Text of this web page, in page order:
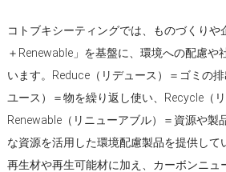
コトブキシーティングでは、ものづくりや
＋Renewable」を基盤に、環境への配慮や
います。Reduce（リデュース）＝ゴミの
ユース）＝物を繰り返し使い、Recycle（
Renewable（リニューアブル）＝資源や製
な資源を活用した環境配慮製品を提供して
再生材や再生可能材に加え、カーボンニュ